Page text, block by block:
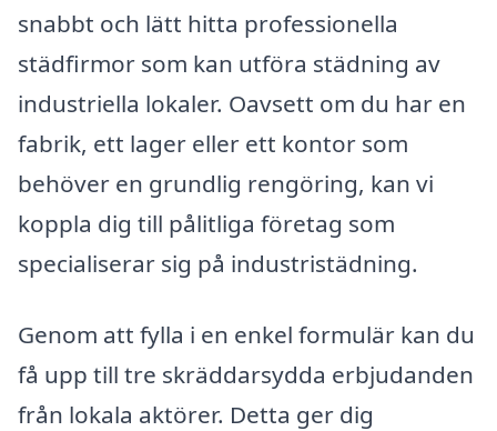
snabbt och lätt hitta professionella
städfirmor som kan utföra städning av
industriella lokaler. Oavsett om du har en
fabrik, ett lager eller ett kontor som
behöver en grundlig rengöring, kan vi
koppla dig till pålitliga företag som
specialiserar sig på industristädning.
Genom att fylla i en enkel formulär kan du
få upp till tre skräddarsydda erbjudanden
från lokala aktörer. Detta ger dig